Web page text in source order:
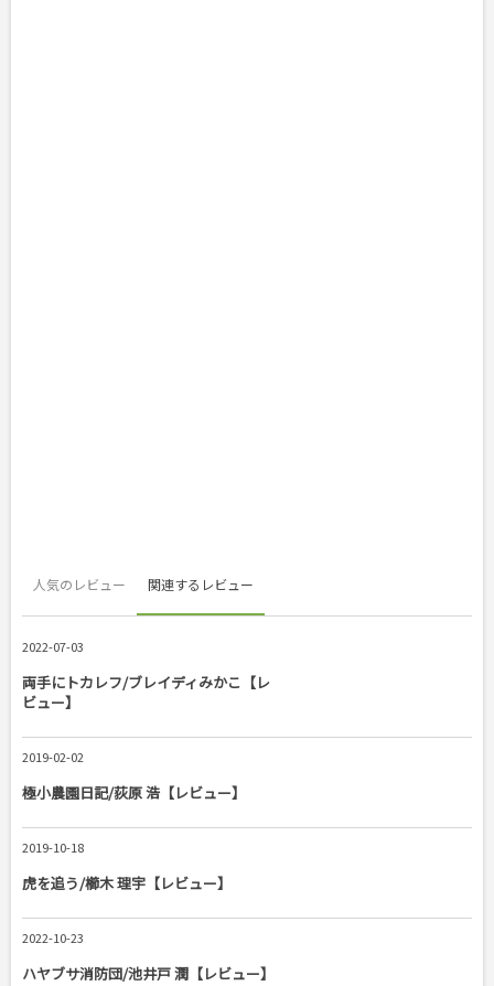
人気のレビュー 関連するレビュー
2022-07-03
両手にトカレフ/ブレイディみかこ【レ
ビュー】
2019-02-02
極小農園日記/荻原 浩【レビュー】
2019-10-18
虎を追う/櫛木 理宇【レビュー】
2022-10-23
ハヤブサ消防団/池井戸 潤【レビュー】